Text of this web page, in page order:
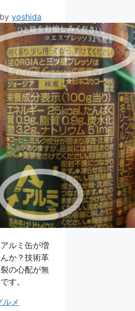
by yoshida
ルミ缶が増
か？技術革
の心配が無
す。
ルメ